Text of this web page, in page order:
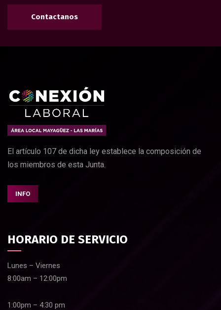
Contactanos
El artículo 107 de dicha ley establece la composición de
los miembros de esta Junta.
INFO
HORARIO DE SERVICIO
Lunes – Viernes
8:00am – 12:00pm
1:00pm – 4:30 pm